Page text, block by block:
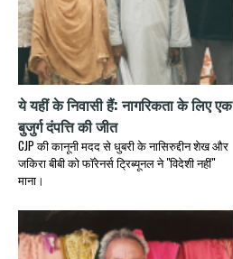
ये यहीं के निवासी हैं: नागरिकता के लिए एक
बुजुर्ग दंपत्ति की जीत
CJP की कानूनी मदद से धुबरी के नासिरुद्दीन शेख और
जकिरा बीबी को फॉरेनर्स ट्रिब्यूनल ने "विदेशी नहीं"
माना।